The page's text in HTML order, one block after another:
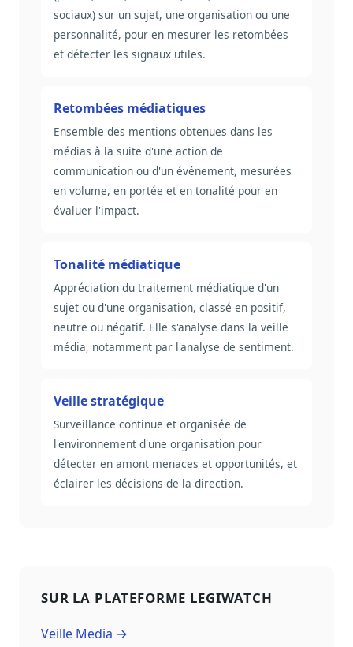
sociaux) sur un sujet, une organisation ou une
personnalité, pour en mesurer les retombées
et détecter les signaux utiles.
Retombées médiatiques
Ensemble des mentions obtenues dans les
médias à la suite d'une action de
communication ou d'un événement, mesurées
en volume, en portée et en tonalité pour en
évaluer l'impact.
Tonalité médiatique
Appréciation du traitement médiatique d'un
sujet ou d'une organisation, classé en positif,
neutre ou négatif. Elle s'analyse dans la veille
média, notamment par l'analyse de sentiment.
Veille stratégique
Surveillance continue et organisée de
l'environnement d'une organisation pour
détecter en amont menaces et opportunités, et
éclairer les décisions de la direction.
SUR LA PLATEFORME LEGIWATCH
Veille Media →